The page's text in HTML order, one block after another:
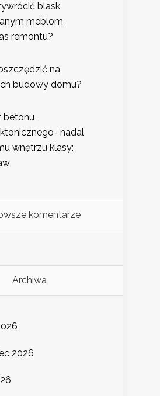
blask
meblom
remontu?
na
budowy domu?
betonu
nadal
wnętrzu klasy:
komentarze
Archiwa
2026